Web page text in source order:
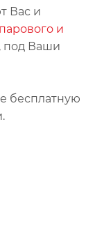
Вас и
парового и
, под Ваши
бесплатную